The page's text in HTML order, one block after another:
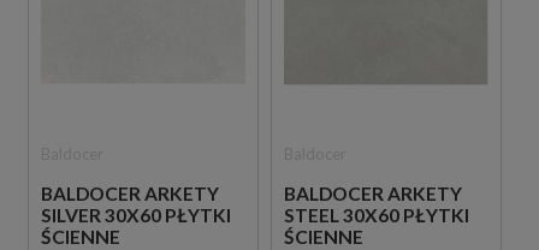
BALDOCER ARKETY
SILVER 30X60 PŁYTKI
ŚCIENNE
BALDOCER ARKETY
STEEL 30X60 PŁYTKI
ŚCIENNE